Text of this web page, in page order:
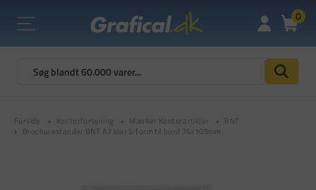
0
Forside Kontorforsyning Mærker Kontorartikler
BNT
Brochurestander BNT A7 klar L-form til bord 74x105mm